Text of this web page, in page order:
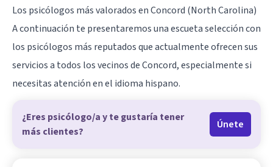
Los psicólogos más valorados en Concord (North Carolina)
A continuación te presentaremos una escueta selección con
los psicólogos más reputados que actualmente ofrecen sus
servicios a todos los vecinos de Concord, especialmente si
necesitas atención en el idioma hispano.
¿Eres psicólogo/a y te gustaría tener
más clientes?
Únete